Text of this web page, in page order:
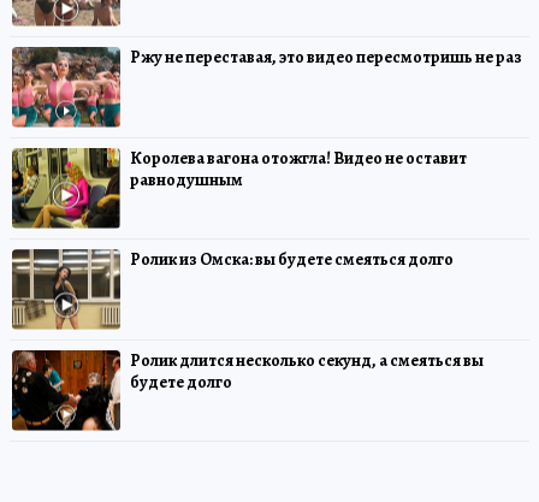
Ржу не переставая, это видео пересмотришь не раз
Королева вагона отожгла! Видео не оставит
равнодушным
Ролик из Омска: вы будете смеяться долго
Ролик длится несколько секунд, а смеяться вы
будете долго